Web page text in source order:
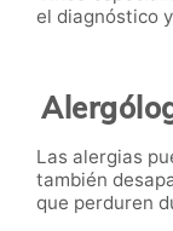
el diagnóstico
Las alergias
también
que perduren